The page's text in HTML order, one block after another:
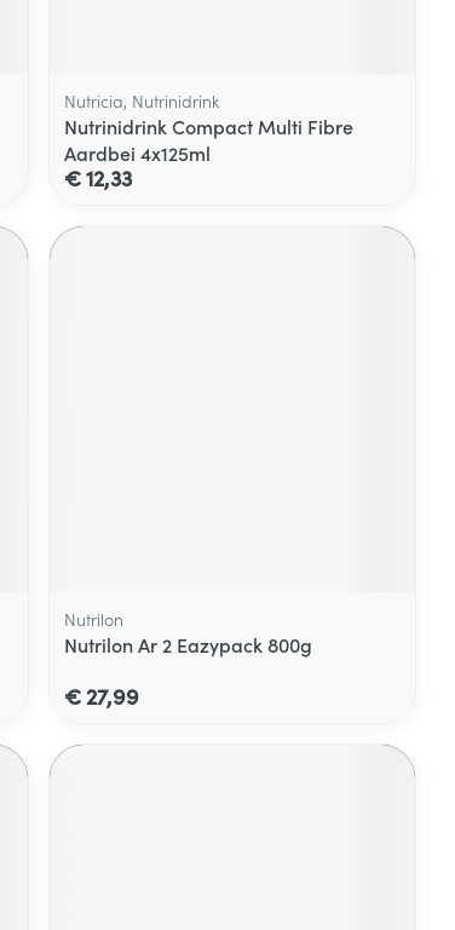
Nutricia, Nutrinidrink
Nutrinidrink Compact Multi Fibre
Aardbei 4x125ml
€ 12,33
Nutrilon
Nutrilon Ar 2 Eazypack 800g
€ 27,99